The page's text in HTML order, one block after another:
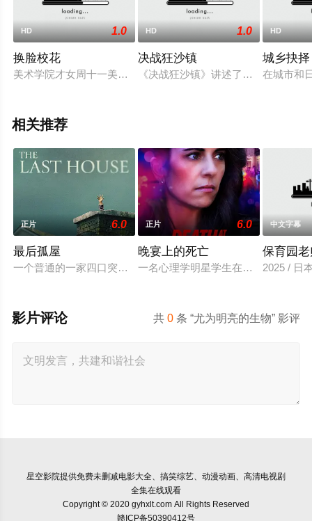
HD 1.0
换脸校花
美术学院才女周十一美中不足患有皮肤病，父亲在外躲债，没
HD 1.0
决战狂沙镇
《决战狂沙镇》讲述了一个叫二宝
HD
城乡抉择
在城市和
相关推荐
正片 6.0
最后孤屋
一个普通的一家四口突遭诡异变故，被困在自家房屋中超过
正片 6.0
晚宴上的死亡
一名心理学明星学生在一次教师派对
中文字幕
保育园
2025 / 日
共0 条 “尤为明亮的生物” 影评
影片评论
星空影院提供免费未删减电影大全、搞笑综艺、动漫动画、高清电视剧
全集在线观看
Copyright © 2020 gyhxlt.com All Rights Reserved
赣ICP备50390412号